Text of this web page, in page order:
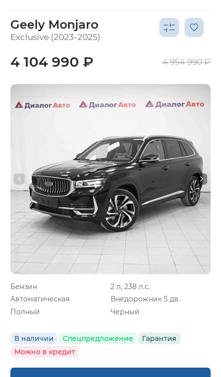
Geely Monjaro
Exclusive (2023-2025)
Бензин
2 л, 238 л.с.
Автоматическая
Внедорожник 5 дв.
Полный
Черный
В наличии Спецпредложение
Гарантия
Можно в кредит
4 104 990 ₽ 4 954 990 ₽